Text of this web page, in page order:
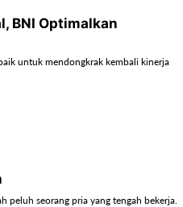
BNI Optimalkan
untuk mendongkrak kembali kinerja
peluh seorang pria yang tengah bekerja.